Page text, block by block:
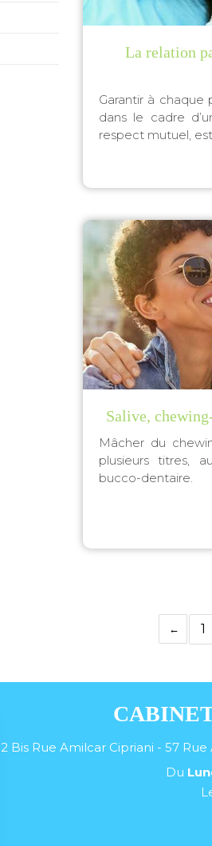
La relation
Garantir à chaque
dans le cadre
respect mutuel,
Salive,
Mâcher du
plusieurs titres,
bucco-dentaire.
1
2 Bis Rue Amilcar Cipriani - 57
Du